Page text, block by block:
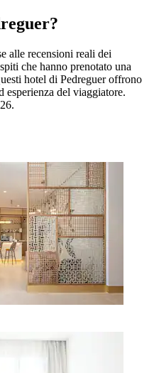
alle recensioni reali dei
che hanno prenotato una
hotel di Pedreguer offrono
esperienza del viaggiatore.
.